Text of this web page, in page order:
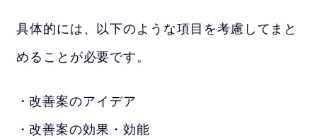
具体的には、以下のような項目を考慮してまと
めることが必要です。
改善案のアイデア
改善案の効果・効能